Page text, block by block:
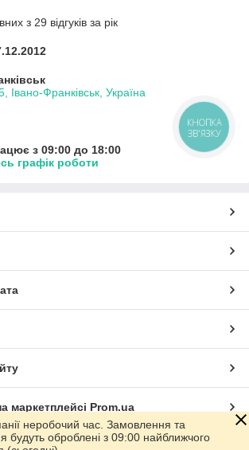
з 29 відгуків за рік
Івано-Франківськ, Україна
з 09:00 до 18:00
графік роботи
маркетплейсі Prom.ua
неробочий час. Замовлення та
будуть оброблені з 09:00 найближчого
КНОПКА
ЗВ'ЯЗКУ